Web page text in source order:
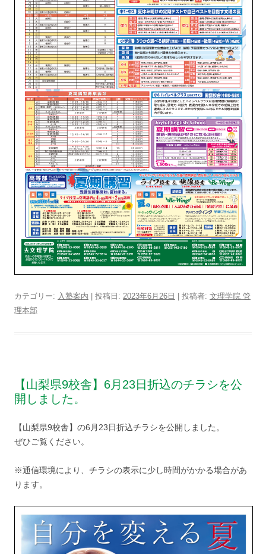
カテゴリー: 入塾案内 | 投稿日: 2023年6月26日 投稿者: 文理学院 管
理本部
【山梨県9校舎】6月23日折込のチラシを公
開しました。
【山梨県9校舎】の6月23日折込チラシを公開しました。
ぜひご覧ください。
※通信環境により、チラシの表示に少し時間がかかる場合があ
ります。